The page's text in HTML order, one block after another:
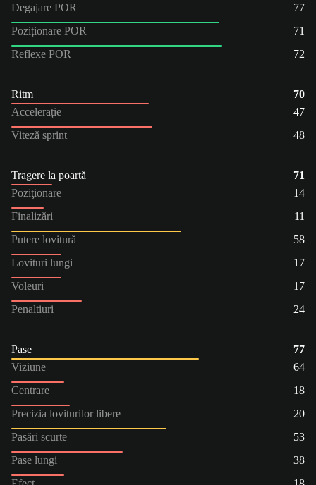
Degajare POR
77
Poziționare POR
71
Reflexe POR
72
Ritm
70
Accelerație
47
Viteză sprint
48
Tragere la poartă
71
Poziţionare
14
Finalizări
11
Putere lovitură
58
Lovituri lungi
17
Voleuri
17
Penaltiuri
24
Pase
77
Viziune
64
Centrare
18
Precizia loviturilor libere
20
Pasări scurte
53
Pase lungi
38